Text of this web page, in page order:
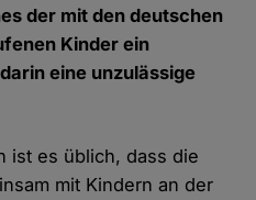
der mit den deutschen
Kinder ein
eine unzulässige
ist es üblich, dass die
mit Kindern an der